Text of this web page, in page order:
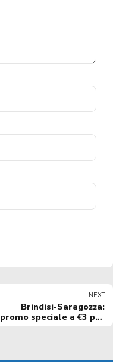
NEXT
Brindisi-Saragozza:
promo speciale a €3 per